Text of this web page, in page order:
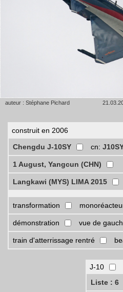
auteur : Stéphane Pichard
construit en 2006
Chengdu J-10SY
cn:
1 August, Yangcun (CHN)
Langkawi (MYS) LIMA 2015
transformation
démonstration vue de
train d'atterrissage rentré
J-10
Liste : 6